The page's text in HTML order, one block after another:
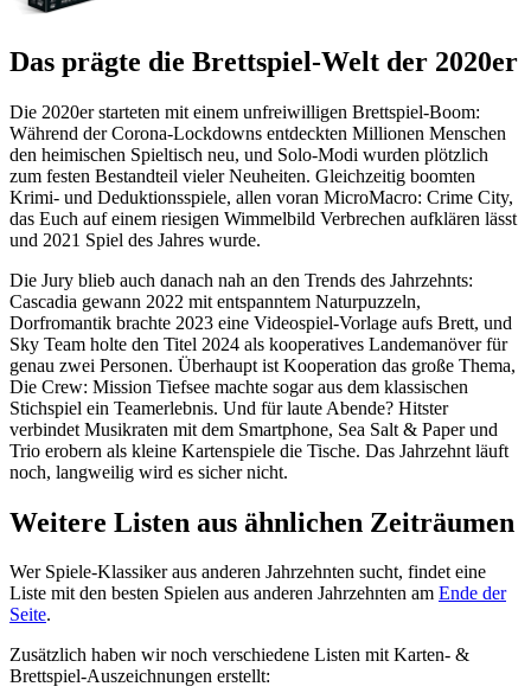
Das prägte die Brettspiel-Welt der 2020er
Die 2020er starteten mit einem unfreiwilligen Brettspiel-Boom:
Während der Corona-Lockdowns entdeckten Millionen Menschen
den heimischen Spieltisch neu, und Solo-Modi wurden plötzlich
zum festen Bestandteil vieler Neuheiten. Gleichzeitig boomten
Krimi- und Deduktionsspiele, allen voran MicroMacro: Crime City,
das Euch auf einem riesigen Wimmelbild Verbrechen aufklären lässt
und 2021 Spiel des Jahres wurde.
Die Jury blieb auch danach nah an den Trends des Jahrzehnts:
Cascadia gewann 2022 mit entspanntem Naturpuzzeln,
Dorfromantik brachte 2023 eine Videospiel-Vorlage aufs Brett, und
Sky Team holte den Titel 2024 als kooperatives Landemanöver für
genau zwei Personen. Überhaupt ist Kooperation das große Thema,
Die Crew: Mission Tiefsee machte sogar aus dem klassischen
Stichspiel ein Teamerlebnis. Und für laute Abende? Hitster
verbindet Musikraten mit dem Smartphone, Sea Salt & Paper und
Trio erobern als kleine Kartenspiele die Tische. Das Jahrzehnt läuft
noch, langweilig wird es sicher nicht.
Weitere Listen aus ähnlichen Zeiträumen
Wer Spiele-Klassiker aus anderen Jahrzehnten sucht, findet eine
Liste mit den besten Spielen aus anderen Jahrzehnten am Ende der
Seite.
Zusätzlich haben wir noch verschiedene Listen mit Karten- &
Brettspiel-Auszeichnungen erstellt: